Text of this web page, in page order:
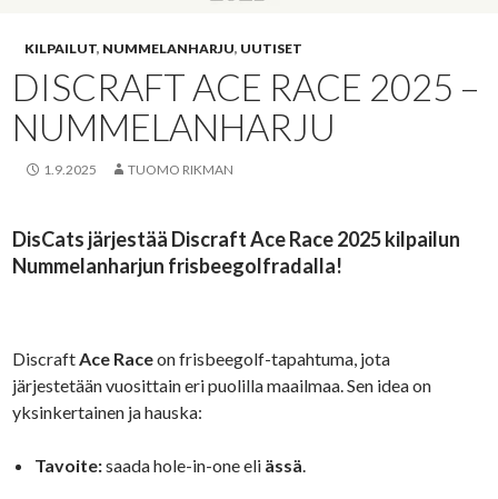
KILPAILUT, NUMMELANHARJU, UUTISET
DISCRAFT ACE RACE 2025 –
NUMMELANHARJU
1.9.2025 TUOMO RIKMAN
DisCats järjestää Discraft Ace Race 2025 kilpailun
Nummelanharjun frisbeegolfradalla!
Discraft Ace Raceon frisbeegolf-tapahtuma, jota
järjestetään vuosittain eri puolilla maailmaa. Sen idea on
yksinkertainen ja hauska:
Tavoite:saada hole-in-one eli ässä